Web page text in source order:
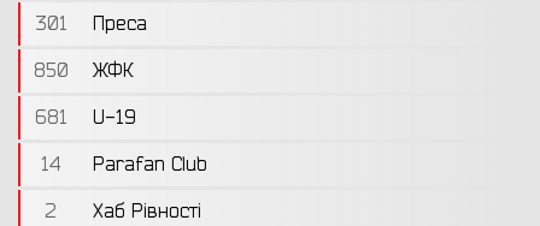
301
Преса
850
ЖФК
681
U-19
14
Parafan Club
2
Хаб Рівності